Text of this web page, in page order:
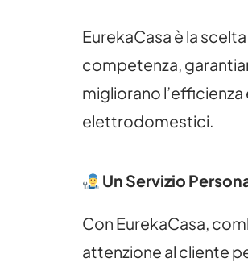
EurekaCasa è la
competenza,
migliorano
elettrodomestici.
Un Servizio
Con EurekaCasa,
attenzione al cliente